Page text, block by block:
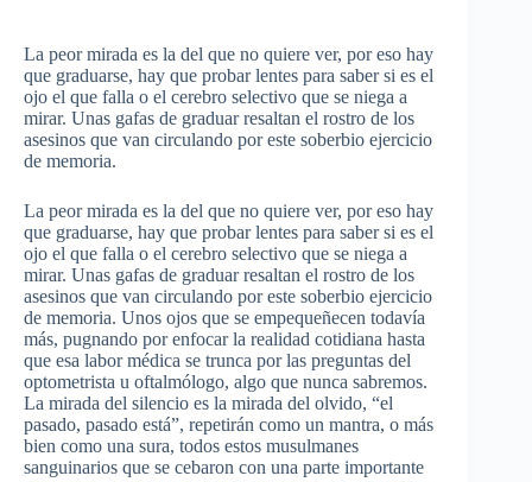
La peor mirada es la del que no quiere ver, por eso hay
que graduarse, hay que probar lentes para saber si es el
ojo el que falla o el cerebro selectivo que se niega a
mirar. Unas gafas de graduar resaltan el rostro de los
asesinos que van circulando por este soberbio ejercicio
de memoria.
La peor mirada es la del que no quiere ver, por eso hay
que graduarse, hay que probar lentes para saber si es el
ojo el que falla o el cerebro selectivo que se niega a
mirar. Unas gafas de graduar resaltan el rostro de los
asesinos que van circulando por este soberbio ejercicio
de memoria. Unos ojos que se empequeñecen todavía
más, pugnando por enfocar la realidad cotidiana hasta
que esa labor médica se trunca por las preguntas del
optometrista u oftalmólogo, algo que nunca sabremos.
La mirada del silencio es la mirada del olvido, “el
pasado, pasado está”, repetirán como un mantra, o más
bien como una sura, todos estos musulmanes
sanguinarios que se cebaron con una parte importante